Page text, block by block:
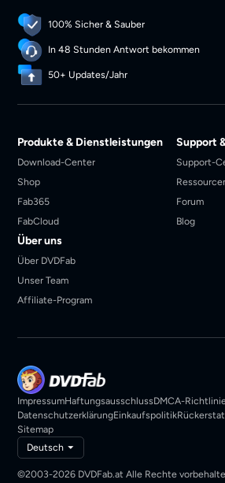
100% Sicher & Sauber
In 48 Stunden Antwort bekommen
50+ Updates/Jahr
Produkte & Dienstleistungen
Download-Center
Shop
Fab365
FabCloud
Support
Support-
Forum
Blog
Über uns
Über DVDFab
Unser Team
Affiliate-Program
ImpressumHaftungsausschlussDMCA-
DatenschutzerklärungEinkaufspolitik
Sitemap
Deutsch
©2003-2026 DVDFab.at Alle Rechte